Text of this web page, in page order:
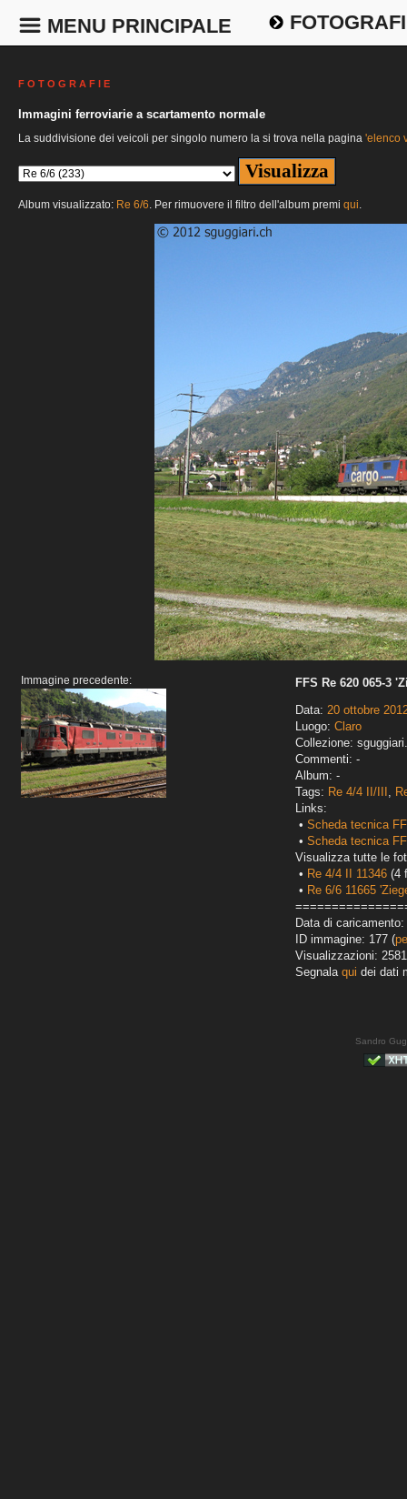
MENU PRINCIPALE
F O T O G R A F I E
Immagini ferroviarie a scartamento normale
La suddivisione dei veicoli per singolo numero la si trova nella pagina 'elenco
Album visualizzato: Re 6/6. Per rimuovere il filtro dell'album premi qui.
Immagine precedente:
FFS Re 620 065-3
Data: 20 ottobre
Luogo: Claro
Collezione:
Commenti: -
Album: -
Tags: Re 4/4 II/III ,
Links:
• Scheda tecnica
• Scheda tecnica
Visualizza tutte le
• Re 4/4 II 11346 (4
• Re 6/6 11665
Data di caricamento:
ID immagine: 177 (
Visualizzazioni: 2581
Segnala qui dei dati
Sandro